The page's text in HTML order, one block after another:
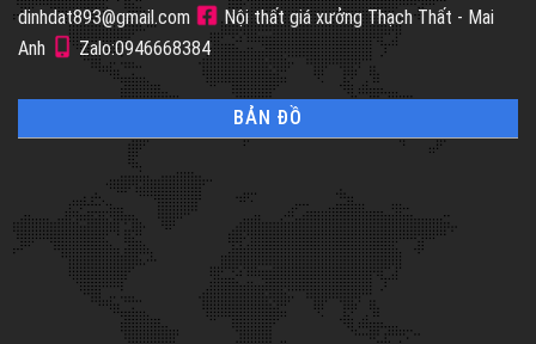
dinhdat893@gmail.com
Nội thất giá xưởng Thạch Thất - Mai
Anh
Zalo:0946668384
BẢN ĐỒ